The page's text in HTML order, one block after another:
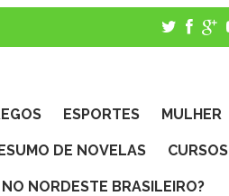
ESPORTES MULHER
DE NOVELAS CURSOS
NORDESTE BRASILEIRO?